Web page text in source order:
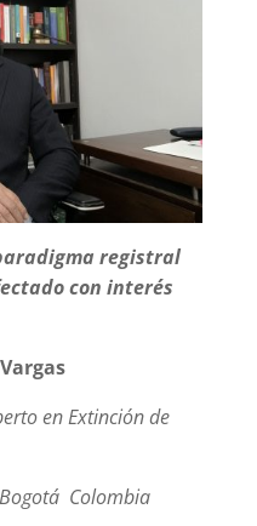
registral
con interés
en Extinción de
Colombia